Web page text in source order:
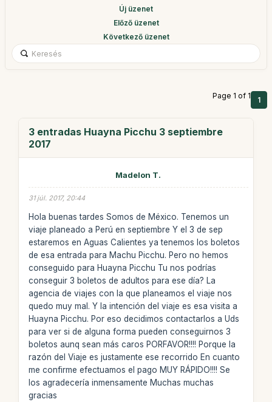
Új üzenet
Előző üzenet
Következő üzenet
Page 1 of 1 1
3 entradas Huayna Picchu 3 septiembre
2017
Madelon T.
31 júl. 2017, 20:44
Hola buenas tardes Somos de México. Tenemos un
viaje planeado a Perú en septiembre Y el 3 de sep
estaremos en Aguas Calientes ya tenemos los boletos
de esa entrada para Machu Picchu. Pero no hemos
conseguido para Huayna Picchu Tu nos podrías
conseguir 3 boletos de adultos para ese día? La
agencia de viajes con la que planeamos el viaje nos
quedo muy mal. Y la intención del viaje es esa visita a
Huayna Picchu. Por eso decidimos contactarlos a Uds
para ver si de alguna forma pueden conseguirnos 3
boletos aunq sean más caros PORFAVOR!!!! Porque la
razón del Viaje es justamente ese recorrido En cuanto
me confirme efectuamos el pago MUY RÁPIDO!!!! Se
los agradecería inmensamente Muchas muchas
gracias